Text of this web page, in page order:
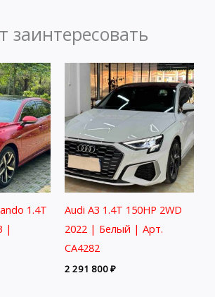
заинтересовать
1.4T
|
Audi A3 1.4T 150HP 2WD
2022 | Белый | Арт.
CA4282
2 291 800₽